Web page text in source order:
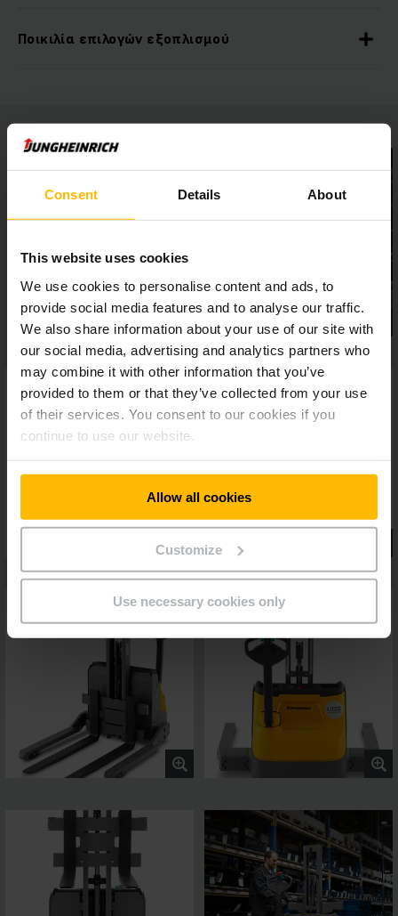
Consent Details About
This website uses cookies
We use cookies to personalise content and ads, to
provide social media features and to analyse our traffic.
We also share information about your use of our site with
our social media, advertising and analytics partners who
may combine it with other information that you’ve
provided to them or that they’ve collected from your use
of their services. You consent to our cookies if you
continue to use our website.
Allow all cookies
Customize
Use necessary cookies only
Ποικιλία επιλογών εξοπλισμού